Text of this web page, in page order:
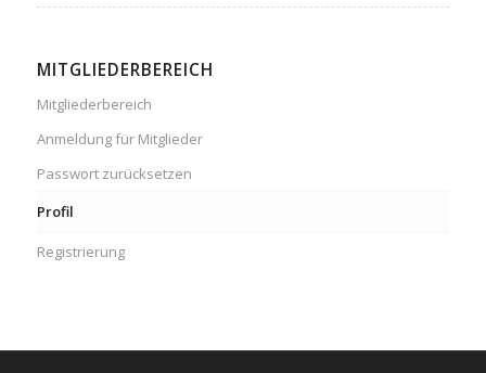
MITGLIEDERBEREICH
Mitgliederbereich
Anmeldung für Mitglieder
Passwort zurücksetzen
Profil
Registrierung